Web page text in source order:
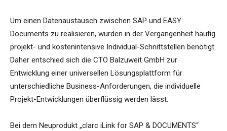
Um einen Datenaustausch zwischen SAP und EASY
Documents zu realisieren, wurden in der Vergangenheit häufig
projekt- und kostenintensive Individual-Schnittstellen benötigt.
Daher entschied sich die CTO Balzuweit GmbH zur
Entwicklung einer universellen Lösungsplattform für
unterschiedliche Business-Anforderungen, die individuelle
Projekt-Entwicklungen überflüssig werden lässt.
Bei dem Neuprodukt „clarc iLink for SAP & DOCUMENTS“